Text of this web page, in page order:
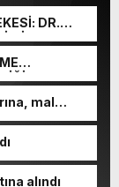
DR.
SGK
mal
alındı